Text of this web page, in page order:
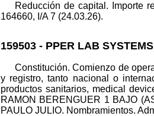
Reducción de capital. Importe
164660, I/A 7 (24.03.26).
159503 - PPER LAB
Constitución. Comienzo de
y registro, tanto nacional o
productos sanitarios, medical
RAMON BERENGUER 1 BAJO
PAULO JULIO. Nombramientos.